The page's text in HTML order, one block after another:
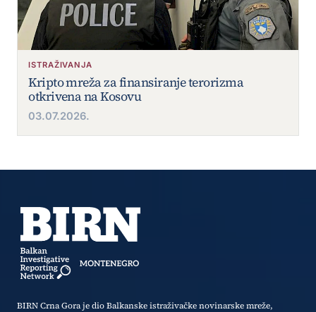
ISTRAŽIVANJA
Kripto mreža za finansiranje terorizma
otkrivena na Kosovu
03.07.2026.
BIRN Crna Gora je dio Balkanske istraživačke novinarske mreže,